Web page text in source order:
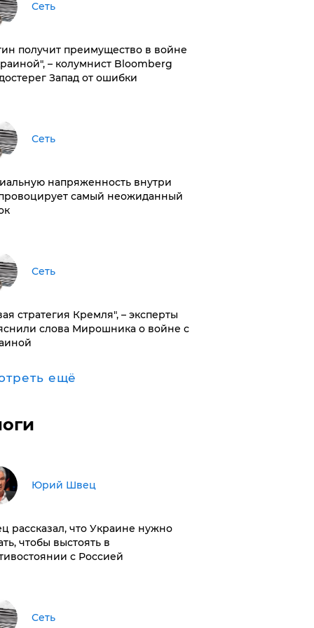
Сеть
получит преимущество в войне
– колумнист Bloomberg
Запад от ошибки
Сеть
напряженность внутри
самый неожиданный
Сеть
стратегия Кремля", – эксперты
слова Мирошника о войне с
ещё
Юрий Швец
рассказал, что Украине нужно
чтобы выстоять в
с Россией
Сеть